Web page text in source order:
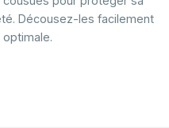
Décousez-les facilement